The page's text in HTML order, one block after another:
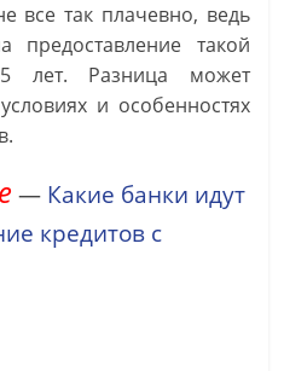
все так плачевно, ведь
предоставление такой
лет. Разница может
и особенностях
— Какие банки идут
кредитов с